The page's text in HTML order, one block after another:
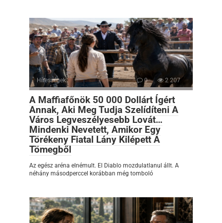
Hírességek 0 2 207
A Maffiafőnök 50 000 Dollárt Ígért
Annak, Aki Meg Tudja Szelídíteni A
Város Legveszélyesebb Lovát…
Mindenki Nevetett, Amikor Egy
Törékeny Fiatal Lány Kilépett A
Tömegből
Az egész aréna elnémult. El Diablo mozdulatlanul állt. A
néhány másodperccel korábban még tomboló